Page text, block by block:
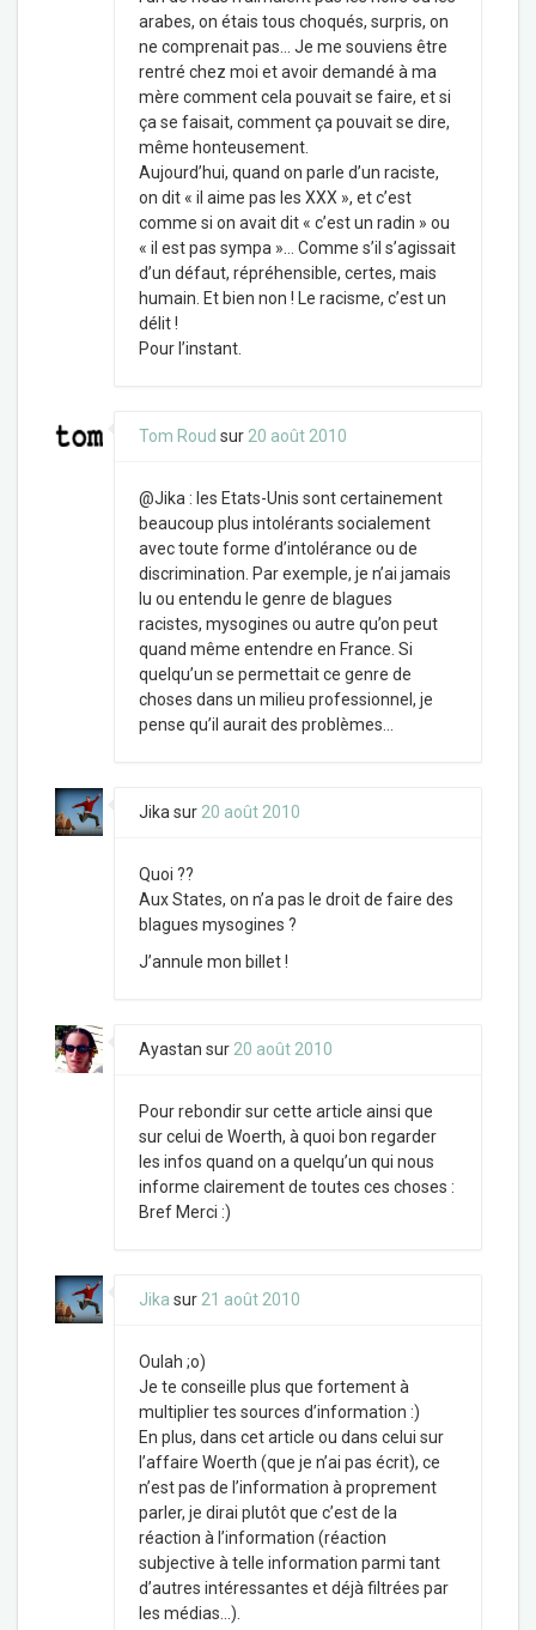
arabes, on étais tous choqués, surpris, on
ne comprenait pas… Je me souviens être
rentré chez moi et avoir demandé à ma
mère comment cela pouvait se faire, et si
ça se faisait, comment ça pouvait se dire,
même honteusement.
Aujourd’hui, quand on parle d’un raciste,
on dit « il aime pas les XXX », et c’est
comme si on avait dit « c’est un radin » ou
« il est pas sympa »… Comme s’il s’agissait
d’un défaut, répréhensible, certes, mais
humain. Et bien non ! Le racisme, c’est un
délit !
Pour l’instant.
Tom Roud sur 20 août 2010
@Jika : les Etats-Unis sont certainement
beaucoup plus intolérants socialement
avec toute forme d’intolérance ou de
discrimination. Par exemple, je n’ai jamais
lu ou entendu le genre de blagues
racistes, mysogines ou autre qu’on peut
quand même entendre en France. Si
quelqu’un se permettait ce genre de
choses dans un milieu professionnel, je
pense qu’il aurait des problèmes…
Jika sur 20 août 2010
Quoi ??
Aux States, on n’a pas le droit de faire des
blagues mysogines ?
J’annule mon billet !
Ayastan sur 20 août 2010
Pour rebondir sur cette article ainsi que
sur celui de Woerth, à quoi bon regarder
les infos quand on a quelqu’un qui nous
informe clairement de toutes ces choses :
Bref Merci :)
Jika sur 21 août 2010
Oulah ;o)
Je te conseille plus que fortement à
multiplier tes sources d’information :)
En plus, dans cet article ou dans celui sur
l’affaire Woerth (que je n’ai pas écrit), ce
n’est pas de l’information à proprement
parler, je dirai plutôt que c’est de la
réaction à l’information (réaction
subjective à telle information parmi tant
d’autres intéressantes et déjà filtrées par
les médias…).